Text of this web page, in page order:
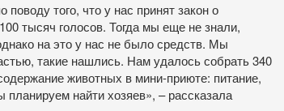
того, что у нас принят закон о
тысяч голосов. Тогда мы еще не знали,
на это у нас не было средств. Мы
такие нашлись. Нам удалось собрать 340
животных в мини-приюте: питание,
найти хозяев», – рассказала